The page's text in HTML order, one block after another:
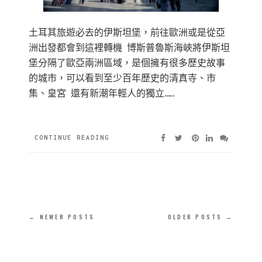
土耳其旅遊必去的伊斯坦堡，前往歐洲或是從亞
洲出發都會到這裡轉機 博斯普魯斯海峽將伊斯坦
堡分隔了歐亞兩洲區域，是個擁有很多歷史故事
的城市，可以看到至少百年歷史的清真寺、市
集、皇宮 還有新潮年輕人的獨立……
CONTINUE READING
OLDER POSTS →
← NEWER POSTS